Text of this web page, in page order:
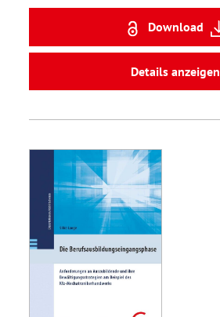
Download
Details anzeigen